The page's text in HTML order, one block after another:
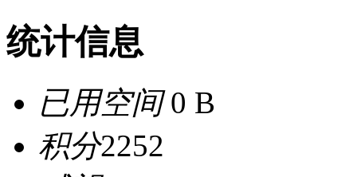
统计信息
已用空间0 B
积分2252